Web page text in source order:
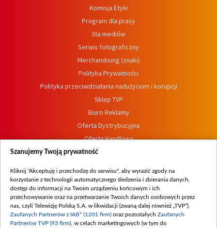
Komisja Etyki
Program dla prasy
Dla mediów
Serwis fotograficzny
Merchandising (znaki)
Polityka Prywatności
Polityka przeciwdziałania nadużyciom i korupcji
Sklep TVP
Biuro Reklamy
Oferta Dystrybucyjna
Oferta Handlowa
Dostępność
Procedura zgłoszeń wewnętrznych
Szanujemy Twoją prywatność
Kliknij "Akceptuję i przechodzę do serwisu", aby wyrazić zgody na
korzystanie z technologii automatycznego śledzenia i zbierania danych,
dostęp do informacji na Twoim urządzeniu końcowym i ich
przechowywanie oraz na przetwarzanie Twoich danych osobowych przez
nas, czyli Telewizję Polską S.A. w likwidacji (zwaną dalej również „TVP”),
Zaufanych Partnerów z IAB* (1201 firm) oraz pozostałych Zaufanych
Partnerów TVP (93 firm) , w celach marketingowych (w tym do